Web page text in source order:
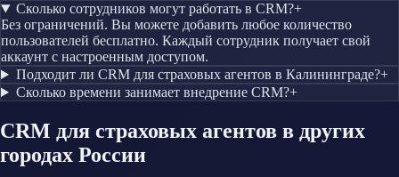
Сколько сотрудников могут работать в CRM?+
Без ограничений. Вы можете добавить любое количество
пользователей бесплатно. Каждый сотрудник получает свой
аккаунт с настроенным доступом.
Подходит ли CRM для страховых агентов в Калининграде?+
Сколько времени занимает внедрение CRM?+
CRM для страховых агентов в других
городах России